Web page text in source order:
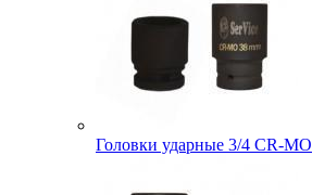
Головки ударные 3/4 CR-MO